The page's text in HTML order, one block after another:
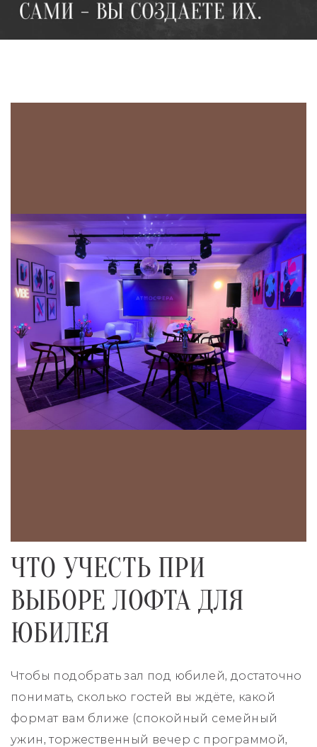
ЧТО УЧЕСТЬ ПРИ
ВЫБОРЕ ЛОФТА ДЛЯ
ЮБИЛЕЯ
Чтобы подобрать зал под юбилей, достаточно
понимать, сколько гостей вы ждёте, какой
формат вам ближе (спокойный семейный
ужин, торжественный вечер с программой,